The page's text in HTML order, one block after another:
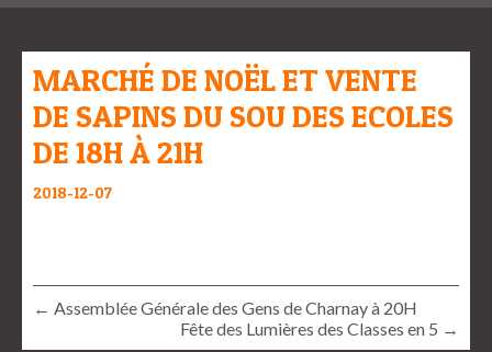
MARCHÉ DE NOËL ET VENTE
DE SAPINS DU SOU DES ECOLES
DE 18H À 21H
2018-12-07
← Assemblée Générale des Gens de Charnay à 20H
Fête des Lumières des Classes en 5 →